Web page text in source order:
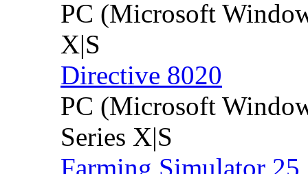
PC (Microsoft
X|S
Directive 8020
PC (Microsoft
Series X|S
Farming Simulator 25